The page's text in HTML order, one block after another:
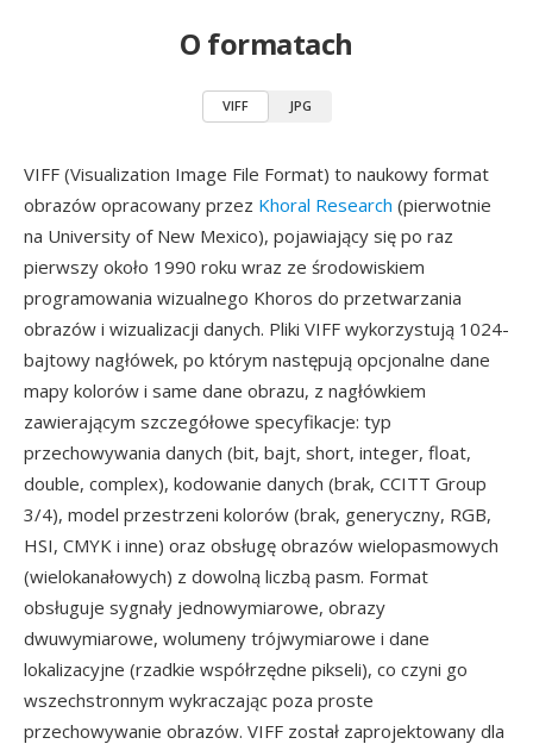
O formatach
VIFF JPG
VIFF (Visualization Image File Format) to naukowy format
obrazów opracowany przez Khoral Research (pierwotnie
na University of New Mexico), pojawiający się po raz
pierwszy około 1990 roku wraz ze środowiskiem
programowania wizualnego Khoros do przetwarzania
obrazów i wizualizacji danych. Pliki VIFF wykorzystują 1024-
bajtowy nagłówek, po którym następują opcjonalne dane
mapy kolorów i same dane obrazu, z nagłówkiem
zawierającym szczegółowe specyfikacje: typ
przechowywania danych (bit, bajt, short, integer, float,
double, complex), kodowanie danych (brak, CCITT Group
3/4), model przestrzeni kolorów (brak, generyczny, RGB,
HSI, CMYK i inne) oraz obsługę obrazów wielopasmowych
(wielokanałowych) z dowolną liczbą pasm. Format
obsługuje sygnały jednowymiarowe, obrazy
dwuwymiarowe, wolumeny trójwymiarowe i dane
lokalizacyjne (rzadkie współrzędne pikseli), co czyni go
wszechstronnym wykraczając poza proste
przechowywanie obrazów. VIFF został zaprojektowany dla